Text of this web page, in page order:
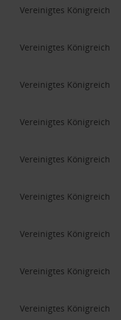
Vereinigtes Königreich
Vereinigtes Königreich
Vereinigtes Königreich
Vereinigtes Königreich
Vereinigtes Königreich
Vereinigtes Königreich
Vereinigtes Königreich
Vereinigtes Königreich
Vereinigtes Königreich